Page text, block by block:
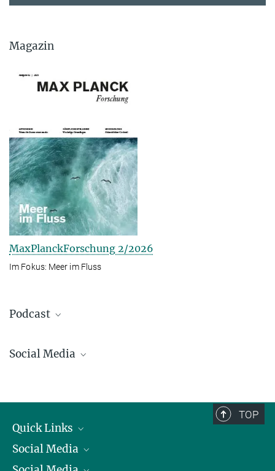
Magazin
MaxPlanckForschung 2/2026
Im Fokus: Meer im Fluss
Podcast
Social Media
Mastodon
TikTok
Youtube
TOP
Quick Links
Präsident
Social Media